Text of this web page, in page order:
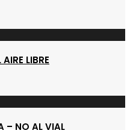
LIBRE
– NO AL VIAL